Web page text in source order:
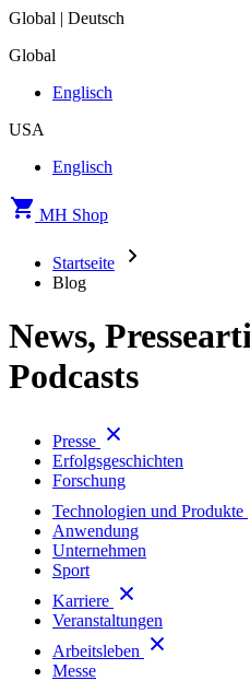
Global | Deutsch
Global
Englisch
USA
Englisch
MH Shop
Startseite
Blog
News,
Podcasts
Presse
Erfolgsgeschichten
Forschung
Technologien und Produkte
Anwendung
Unternehmen
Sport
Karriere
Veranstaltungen
Arbeitsleben
Messe